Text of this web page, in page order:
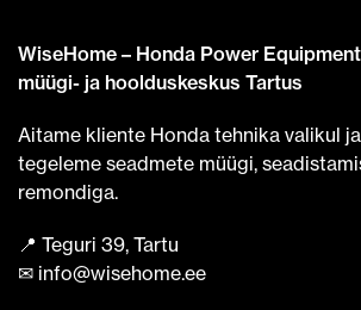
WiseHome – Honda Power
müügi- ja hoolduskeskus Tartus
Aitame kliente Honda tehnika valikul
tegeleme seadmete müügi,
remondiga.
📍 Teguri 39, Tartu
✉ info@wisehome.ee